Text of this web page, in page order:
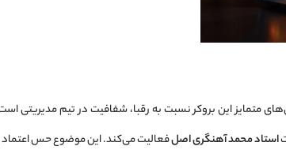
متمایز این بروکر نسبت به رقبا، شفافیت در تیم مدیریتی
استاد محمد آهنگری اصلفعالیت می‌کند. این موضوع حس